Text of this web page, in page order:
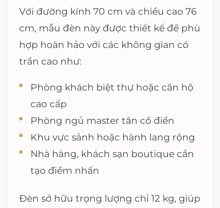
Với đường kính 70 cm và chiều cao 76
cm, mẫu đèn này được thiết kế để phù
hợp hoàn hảo với các không gian có
trần cao như:
Phòng khách biệt thự hoặc căn hộ
cao cấp
Phòng ngủ master tân cổ điển
Khu vực sảnh hoặc hành lang rộng
Nhà hàng, khách sạn boutique cần
tạo điểm nhấn
Đèn sở hữu trọng lượng chỉ 12 kg, giúp